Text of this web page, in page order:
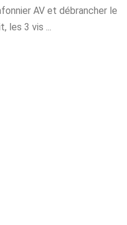
AV et débrancher le
les 3 vis ...